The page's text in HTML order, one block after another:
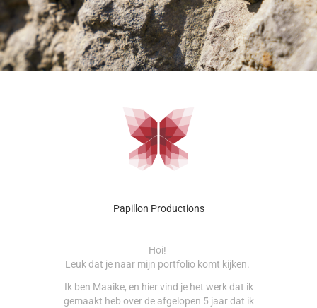
Papillon Productions
Hoi!
Leuk dat je naar mijn portfolio komt kijken.
Ik ben Maaike, en hier vind je het werk dat ik
gemaakt heb over de afgelopen 5 jaar dat ik